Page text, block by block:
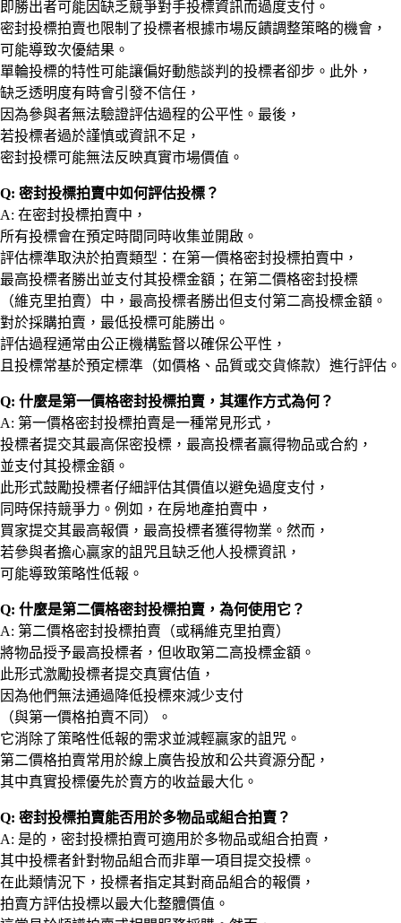
即勝出者可能因缺乏競爭對手投標資訊而過度支付。
密封投標拍賣也限制了投標者根據市場反饋調整策略的機會，
可能導致次優結果。
單輪投標的特性可能讓偏好動態談判的投標者卻步。此外，
缺乏透明度有時會引發不信任，
因為參與者無法驗證評估過程的公平性。最後，
若投標者過於謹慎或資訊不足，
密封投標可能無法反映真實市場價值。
Q: 密封投標拍賣中如何評估投標？
A: 在密封投標拍賣中，
所有投標會在預定時間同時收集並開啟。
評估標準取決於拍賣類型：在第一價格密封投標拍賣中，
最高投標者勝出並支付其投標金額；在第二價格密封投標
（維克里拍賣）中，最高投標者勝出但支付第二高投標金額。
對於採購拍賣，最低投標可能勝出。
評估過程通常由公正機構監督以確保公平性，
且投標常基於預定標準（如價格、品質或交貨條款）進行評估。
Q: 什麼是第一價格密封投標拍賣，其運作方式為何？
A: 第一價格密封投標拍賣是一種常見形式，
投標者提交其最高保密投標，最高投標者贏得物品或合約，
並支付其投標金額。
此形式鼓勵投標者仔細評估其價值以避免過度支付，
同時保持競爭力。例如，在房地產拍賣中，
買家提交其最高報價，最高投標者獲得物業。然而，
若參與者擔心贏家的詛咒且缺乏他人投標資訊，
可能導致策略性低報。
Q: 什麼是第二價格密封投標拍賣，為何使用它？
A: 第二價格密封投標拍賣（或稱維克里拍賣）
將物品授予最高投標者，但收取第二高投標金額。
此形式激勵投標者提交真實估值，
因為他們無法通過降低投標來減少支付
（與第一價格拍賣不同）。
它消除了策略性低報的需求並減輕贏家的詛咒。
第二價格拍賣常用於線上廣告投放和公共資源分配，
其中真實投標優先於賣方的收益最大化。
Q: 密封投標拍賣能否用於多物品或組合拍賣？
A: 是的，密封投標拍賣可適用於多物品或組合拍賣，
其中投標者針對物品組合而非單一項目提交投標。
在此類情況下，投標者指定其對商品組合的報價，
拍賣方評估投標以最大化整體價值。